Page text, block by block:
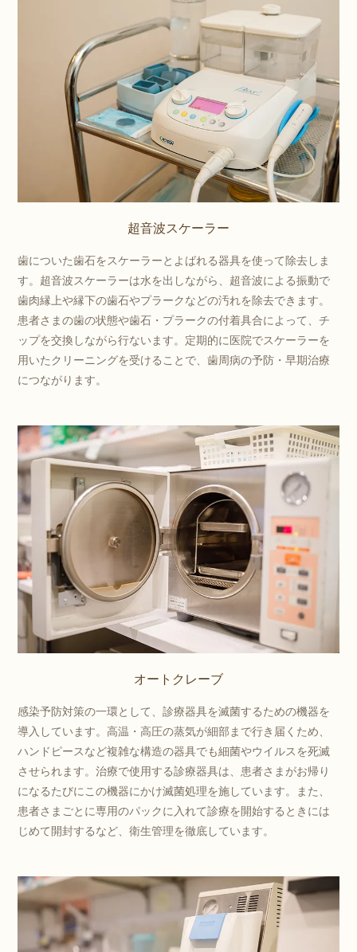
超音波スケーラー
歯についた歯石をスケーラーとよばれる器具を使って除去しま
す。超音波スケーラーは水を出しながら、超音波による振動で
歯肉縁上や縁下の歯石やプラークなどの汚れを除去できます。
患者さまの歯の状態や歯石・プラークの付着具合によって、チ
ップを交換しながら行ないます。定期的に医院でスケーラーを
用いたクリーニングを受けることで、歯周病の予防・早期治療
につながります。
オートクレーブ
感染予防対策の一環として、診療器具を滅菌するための機器を
導入しています。高温・高圧の蒸気が細部まで行き届くため、
ハンドピースなど複雑な構造の器具でも細菌やウイルスを死滅
させられます。治療で使用する診療器具は、患者さまがお帰り
になるたびにこの機器にかけ滅菌処理を施しています。また、
患者さまごとに専用のパックに入れて診療を開始するときには
じめて開封するなど、衛生管理を徹底しています。